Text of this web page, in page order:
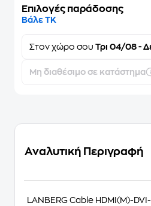
Επιλογές παράδοσης
Βάλε ΤΚ
Στον χώρο σου Τρι 04/08 -
Μη διαθέσιμο σε κατάστημα
Αναλυτική Περιγραφή
LANBERG Cable HDMI(M)-